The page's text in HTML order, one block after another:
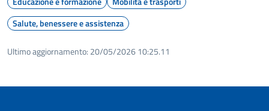
Salute, benessere e assistenza
Ultimo aggiornamento: 20/05/2026 10:25.11